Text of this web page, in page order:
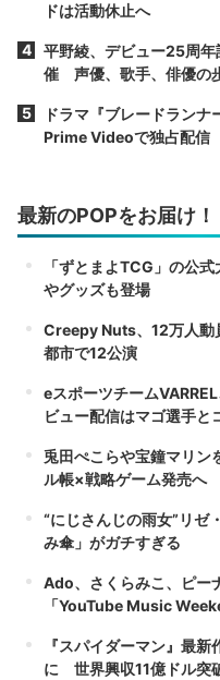
ドは活動休止へ
平野綾、デビュー25周
催 声優、歌手、俳優の
ドラマ『ブレードラン
Prime Videoで独占配信
最新のPOPをお届け！
「ずとまよTCG」の公
やグッズも登場
Creepy Nuts、12万人
都市で12公演
eスポーツチーム
ビュー配信はマゴ選手と
兎田ぺこらや宝鐘マリン
ル帳×戦略ゲーム発売へ
“にじさんじの雨女”リゼ
み傘」がガチすぎる
Ado、さくらみこ、ピー
「YouTube Music
『スパイダーマン』最
に 世界興収11億ドル突